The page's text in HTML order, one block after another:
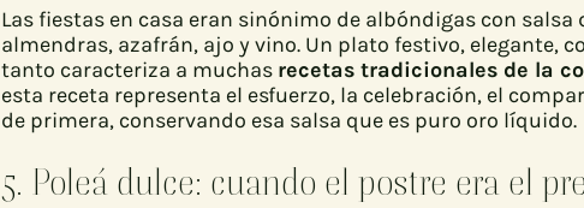
Las fiestas en casa eran sinónimo de albóndigas con
almendras, azafrán, ajo y vino. Un plato festivo, elegante,
tanto caracteriza a muchas recetas tradicionales de la
esta receta representa el esfuerzo, la celebración, el
de primera, conservando esa salsa que es puro oro líquido.
5. Poleá dulce: cuando el postre era el